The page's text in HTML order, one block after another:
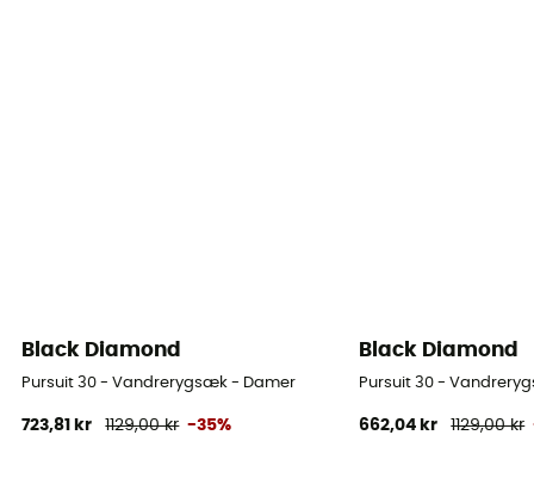
Black Diamond
Pursuit 30 - Vandrerygsæk - Damer
723,81 kr 1129,00 kr -35%
Black Diamond
Pursuit 30 -
662,04 kr 1129,00 kr